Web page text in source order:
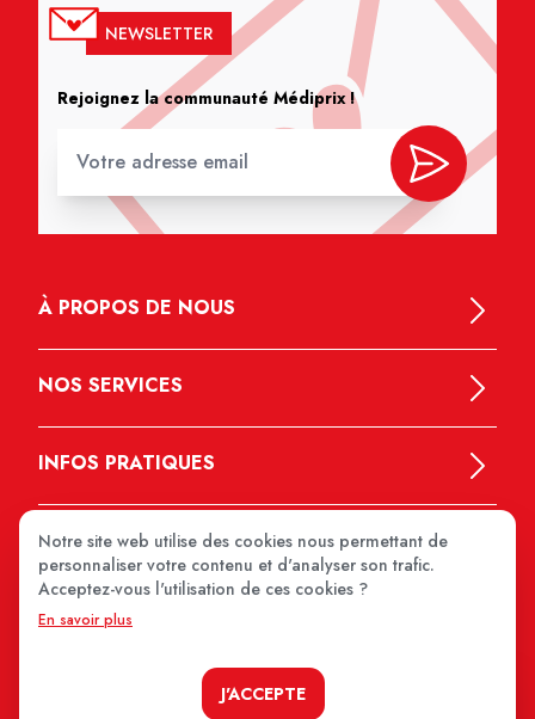
NEWSLETTER
Rejoignez la communauté Médiprix !
À PROPOS DE NOUS
NOS SERVICES
INFOS PRATIQUES
Notre site web utilise des cookies nous permettant de
personnaliser votre contenu et d'analyser son trafic.
Acceptez-vous l'utilisation de ces cookies ?
En savoir plus
J'ACCEPTE